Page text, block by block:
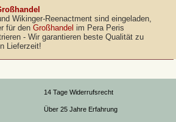
Wikinger-Reenactment sind eingeladen,
für den Großhandel im Pera Peris
- Wir garantieren beste Qualität zu
Lieferzeit!
14 Tage Widerrufsrecht
Über 25 Jahre Erfahrung